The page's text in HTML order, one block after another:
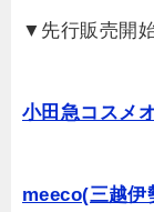
▼先行販売開
小田急コスメ
meeco(三越伊